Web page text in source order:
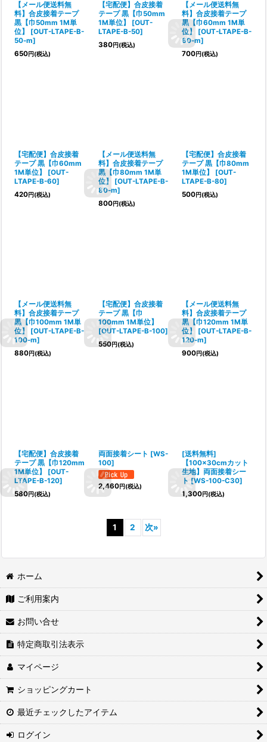
【メール便送料無
料】合皮接着テープ
黒【巾50mm 1M単
位】
[OUT-LTAPE-B-
50-m]
650円(税込)
【宅配便】合皮接着
テープ 黒【巾50mm
1M単位】
[OUT-
LTAPE-B-50]
380円(税込)
【メール便送料無
料】合皮接着テープ
黒【巾60mm 1M単
位】
[OUT-LTAPE-B-
60-m]
700円(税込)
【宅配便】合皮接着
テープ 黒【巾60mm
1M単位】
[OUT-
LTAPE-B-60]
420円(税込)
【メール便送料無
料】合皮接着テープ
黒【巾80mm 1M単
位】
[OUT-LTAPE-B-
80-m]
800円(税込)
【宅配便】合皮接着
テープ 黒【巾80mm
1M単位】
[OUT-
LTAPE-B-80]
500円(税込)
【メール便送料無
料】合皮接着テープ
黒【巾100mm 1M単
位】
[OUT-LTAPE-B-
100-m]
880円(税込)
【宅配便】合皮接着
テープ 黒【巾
100mm 1M単位】
[OUT-LTAPE-B-100]
550円(税込)
【メール便送料無
料】合皮接着テープ
黒【巾120mm 1M単
位】
[OUT-LTAPE-B-
120-m]
900円(税込)
【宅配便】合皮接着
テープ 黒【巾120mm
1M単位】
[OUT-
LTAPE-B-120]
580円(税込)
両面接着シート [WS-
100]
2,460円(税込)
[送料無料]
【100×30cmカット
生地】両面接着シー
ト [WS-100-C30]
1,300円(税込)
1 2 次»
ホーム
ご利用案内
お問い合せ
特定商取引法表示
マイページ
ショッピングカート
最近チェックしたアイテム
ログイン